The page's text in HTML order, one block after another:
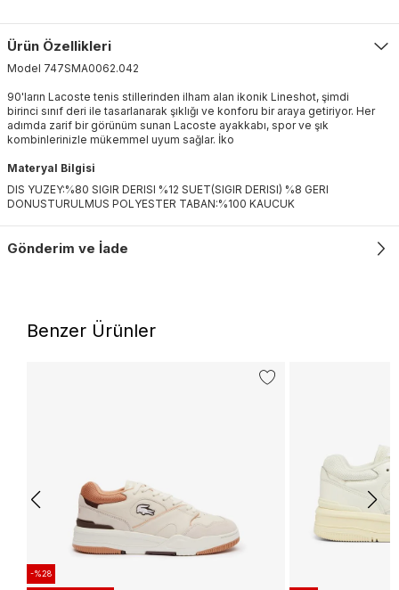
Ürün Özellikleri
Model 747SMA0062.042
90'ların Lacoste tenis stillerinden ilham alan ikonik Lineshot, şimdi
birinci sınıf deri ile tasarlanarak şıklığı ve konforu bir araya getiriyor. Her
adımda zarif bir görünüm sunan Lacoste ayakkabı, spor ve şık
kombinlerinizle mükemmel uyum sağlar. İko
Materyal Bilgisi
DIS YUZEY:%80 SIGIR DERISI %12 SUET(SIGIR DERISI) %8 GERI
DONUSTURULMUS POLYESTER TABAN:%100 KAUCUK
Gönderim ve İade
Benzer Ürünler
-%28